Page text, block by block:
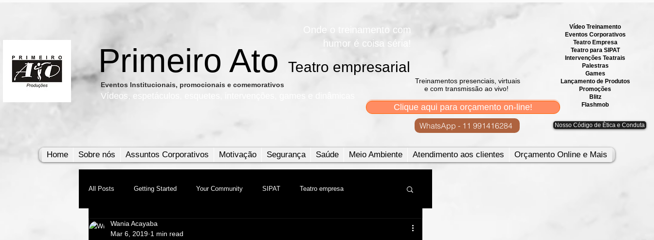
Onde o treinamento com
humor é coisa séria!
Primeiro Ato Teatro empresarial​
​Eventos Institucionais, promocionais e comemorativos
Vídeos, espetáculos, esquetes, intervenções, games e dinâmicas
Treinamentos presenciais, virtuais
e com transmissão ao vivo!
Clique aqui para orçamento on-line!
WhatsApp - 11 991416284
Vídeo Treinamento
Eventos Corporativos
​Teatro Empresa
Teatro para SIPAT
Intervenções Teatrais
Palestras
Games
Lançamento de Produtos
Promoções
Blitz
Flashmob
Nosso Código de Ètica e Conduta
Home Sobre nós Assuntos Corporativos Motivação Segurança Saúde Meio Ambiente Atendimento aos clientes Orçamento Online e Mais
All Posts Getting Started Your Community SIPAT Teatro empresa
Teatro corporativo
Wania Acayaba
Mar 6, 2019 1 min read